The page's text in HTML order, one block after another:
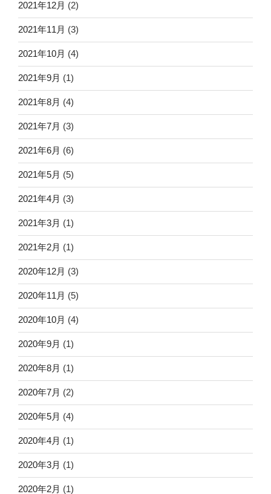
2021年12月 (2)
2021年11月 (3)
2021年10月 (4)
2021年9月 (1)
2021年8月 (4)
2021年7月 (3)
2021年6月 (6)
2021年5月 (5)
2021年4月 (3)
2021年3月 (1)
2021年2月 (1)
2020年12月 (3)
2020年11月 (5)
2020年10月 (4)
2020年9月 (1)
2020年8月 (1)
2020年7月 (2)
2020年5月 (4)
2020年4月 (1)
2020年3月 (1)
2020年2月 (1)